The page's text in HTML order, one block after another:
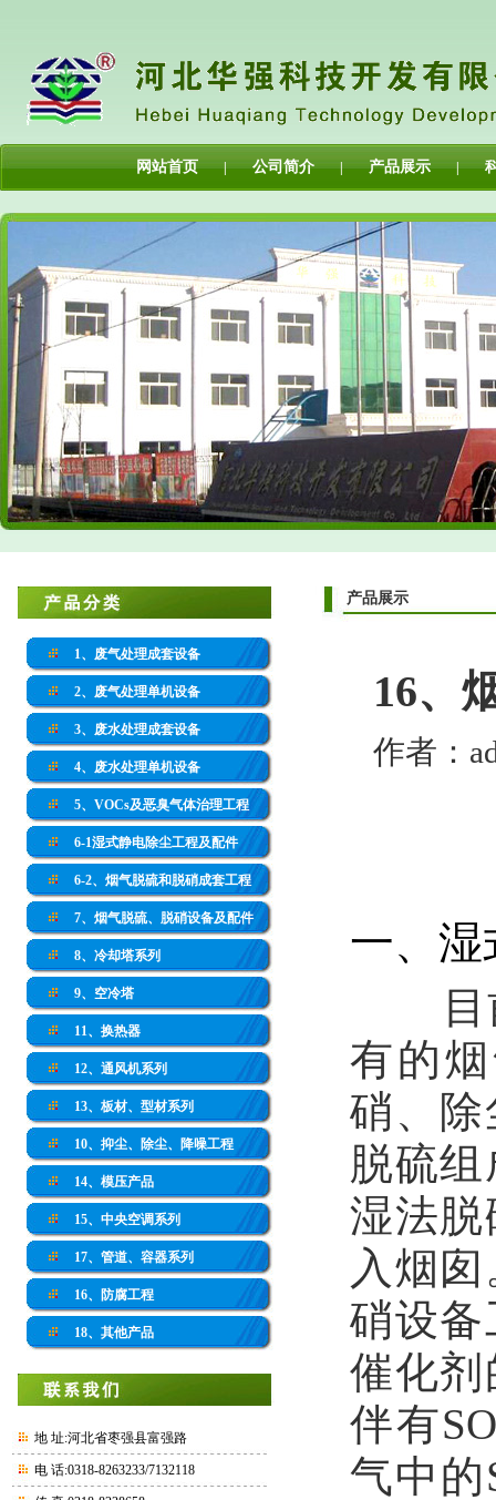
网站首页 | 公司简介 | 产品展示 |
1、废气处理成套设备
2、废气处理单机设备
3、废水处理成套设备
4、废水处理单机设备
5、VOCs及恶臭气体治理工程
6-1湿式静电除尘工程及配件
6-2、烟气脱硫和脱硝成套工程
7、烟气脱硫、脱硝设备及配件
8、冷却塔系列
9、空冷塔
11、换热器
12、通风机系列
13、板材、型材系列
10、抑尘、除尘、降噪工程
14、模压产品
15、中央空调系列
17、管道、容器系列
16、防腐工程
18、其他产品
地 址:河北省枣强县富强路
电 话:0318-8263233/7132118
产品展示
16、
作者：
一、湿
有的
硝、
脱硫
湿法
入烟
硝设
催化
伴有
气中的